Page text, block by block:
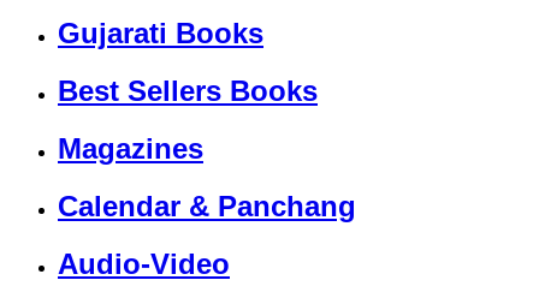
Gujarati Books
Best Sellers Books
Magazines
Calendar & Panchang
Audio-Video